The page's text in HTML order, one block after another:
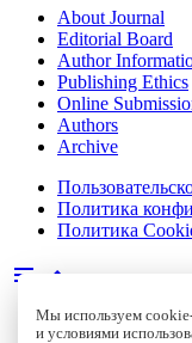
About Journal
Editorial Board
Author
Publishing Ethics
Online
Authors
Archive
Политика
Политика
Мы используем cookie-
и условиями